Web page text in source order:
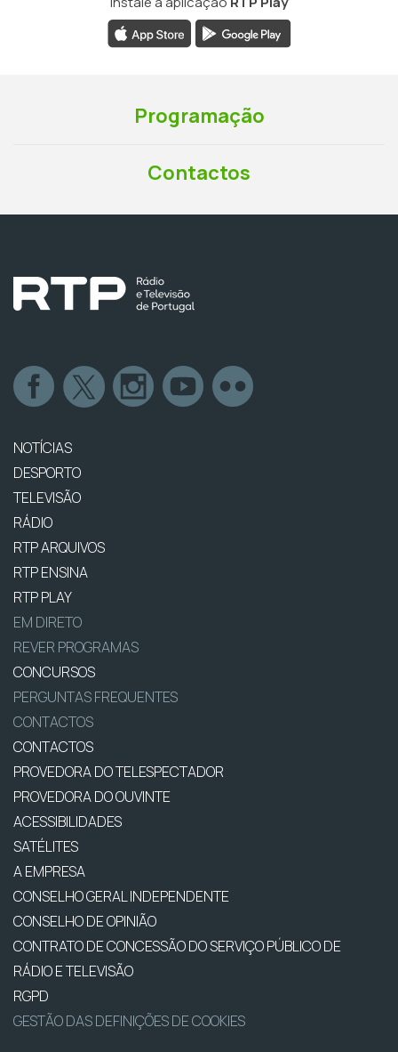
Programação
Contactos
NOTÍCIAS
DESPORTO
TELEVISÃO
RÁDIO
RTP ARQUIVOS
RTP ENSINA
RTP PLAY
EM DIRETO
REVER PROGRAMAS
CONCURSOS
PERGUNTAS FREQUENTES
CONTACTOS
CONTACTOS
PROVEDORA DO TELESPECTADOR
PROVEDORA DO OUVINTE
ACESSIBILIDADES
SATÉLITES
A EMPRESA
CONSELHO GERAL INDEPENDENTE
CONSELHO DE OPINIÃO
CONTRATO DE CONCESSÃO DO SERVIÇO PÚBLICO DE
RÁDIO E TELEVISÃO
RGPD
GESTÃO DAS DEFINIÇÕES DE COOKIES